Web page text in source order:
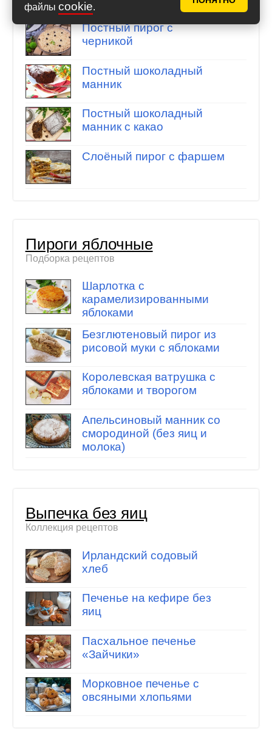
файлы cookie.
Постный пирог с
черникой
Постный шоколадный
манник
Постный шоколадный
манник с какао
Слоёный пирог с фаршем
Пироги яблочные
Подборка рецептов
Шарлотка с
карамелизированными
яблоками
Безглютеновый пирог из
рисовой муки с яблоками
Королевская ватрушка с
яблоками и творогом
Апельсиновый манник со
смородиной (без яиц и
молока)
Выпечка без яиц
Коллекция рецептов
Ирландский содовый
хлеб
Печенье на кефире без
яиц
Пасхальное печенье
«Зайчики»
Морковное печенье с
овсяными хлопьями